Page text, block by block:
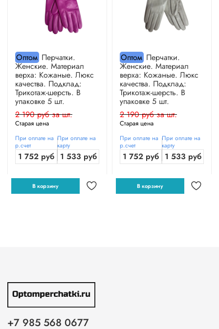
ОптомПерчатки.
Женские. Материал
верха: Кожаные. Люкс
качества. Подклад:
Трикотаж-шерсть. В
упаковке 5 шт.
2 190 руб за шт.
Старая цена
При оплате на
р.счет
1 752 руб
При оплате на
карту
1 533 руб
В корзину
ОптомПерчатки.
Женские. Материал
верха: Кожаные. Люкс
качества. Подклад:
Трикотаж-шерсть. В
упаковке 5 шт.
2 190 руб за шт.
Старая цена
При оплате на
р.счет
1 752 руб
При оплате на
карту
1 533 руб
В корзину
+7 985 568 0677